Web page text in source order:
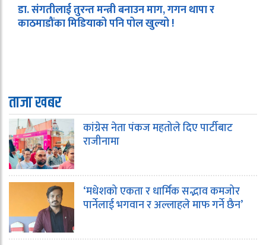
डा. संगतीलाई तुरन्त मन्त्री बनाउन माग, गगन थापा र
काठमाडौंका मिडियाको पनि पोल खुल्यो !
ताजा खबर
कांग्रेस नेता पंकज महतोले दिए पार्टीबाट
राजीनामा
‘मधेशको एकता र धार्मिक सद्भाव कमजोर
पार्नेलाई भगवान र अल्लाहले माफ गर्ने छैन’